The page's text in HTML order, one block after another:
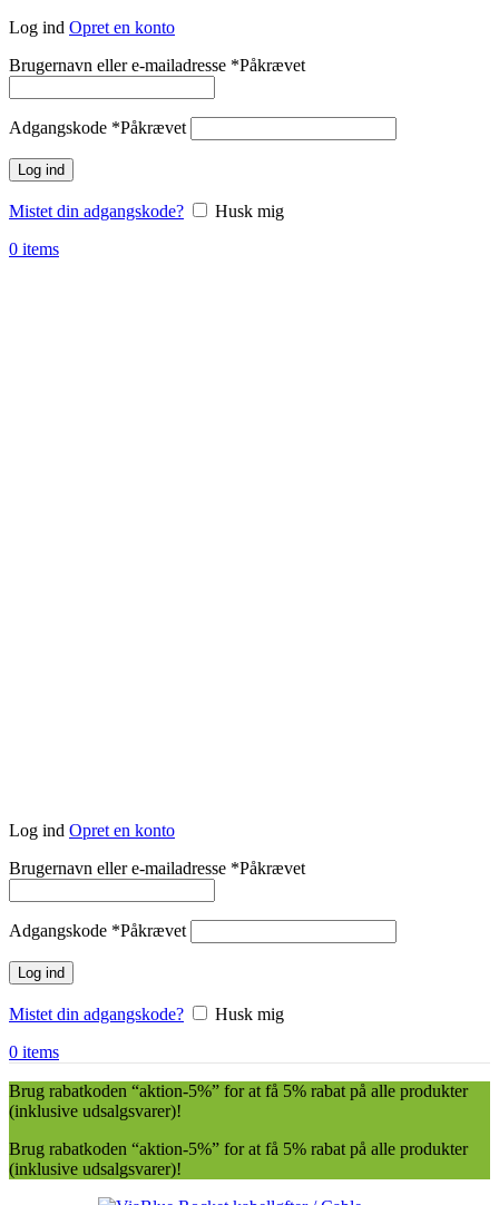
Log ind Opret en konto
Brugernavn eller e-mailadresse *Påkrævet
Adgangskode *Påkrævet
Log ind
Mistet din adgangskode?
Husk mig
0 items
Log ind Opret en konto
Brugernavn eller e-mailadresse *Påkrævet
Adgangskode *Påkrævet
Log ind
Mistet din adgangskode?
Husk mig
0 items
Brug rabatkoden “aktion-5%” for at få 5% rabat på alle produkter
(inklusive udsalgsvarer)!
Brug rabatkoden “aktion-5%” for at få 5% rabat på alle produkter
(inklusive udsalgsvarer)!